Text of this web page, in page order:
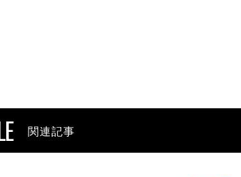
関連記事